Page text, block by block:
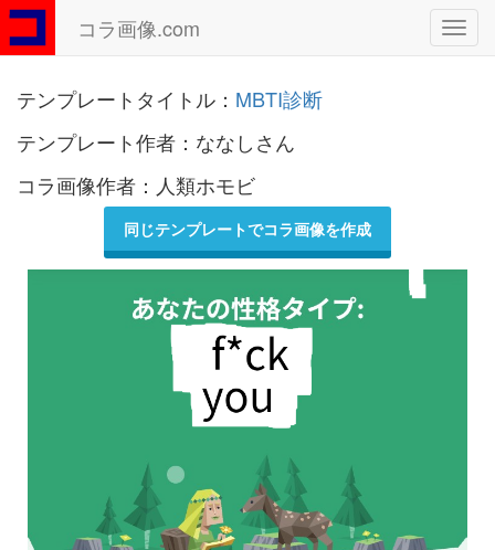
コラ画像.com
テンプレートタイトル： MBTI診断
テンプレート作者：ななしさん
コラ画像作者：人類ホモビ
同じテンプレートでコラ画像を作成